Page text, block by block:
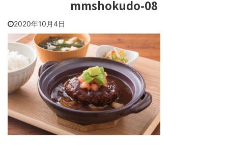
mmshokudo-08
2020年10月4日